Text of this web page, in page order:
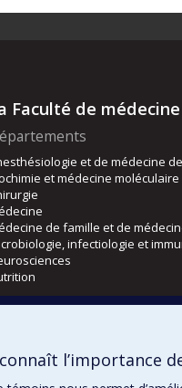
Faculté de médecine
et de médecine
et médecine moléculaire
de famille et de
infectiologie et
et audiologie
l’importance